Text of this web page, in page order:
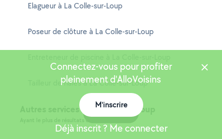
Elagueur à La Colle-sur-Loup
Poseur de clôture à La Colle-sur-Loup
Tailleur de haies à La Colle-sur-Loup
Autres services à La Colle-sur-Loup
Connectez-vous pour profiter
pleinement d'AlloVoisins
M'inscrire
Déjà inscrit ? Me connecter